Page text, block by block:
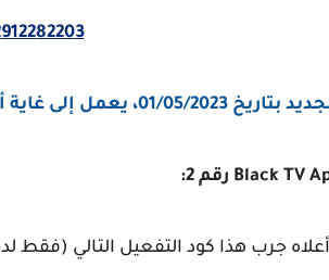
إلى غاية أكتوبر 2024
جرب هذا كود التفعيل التالي (فقط